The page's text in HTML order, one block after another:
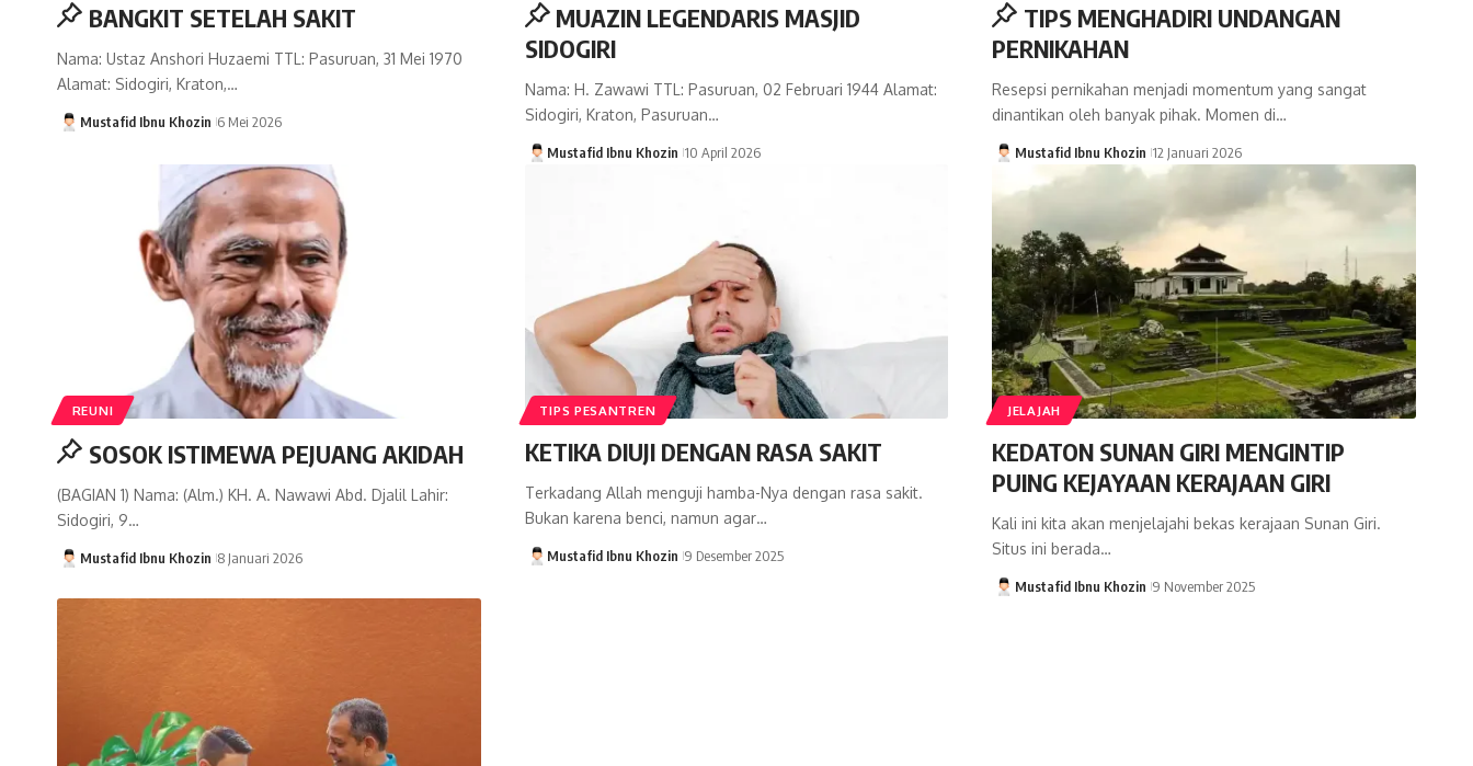
BANGKIT SETELAH SAKIT
Nama: Ustaz Anshori Huzaemi TTL: Pasuruan, 31 Mei 1970
Alamat: Sidogiri, Kraton,…
Mustafid Ibnu Khozin 6 Mei 2026
MUAZIN LEGENDARIS MASJID
SIDOGIRI
Nama: H. Zawawi TTL: Pasuruan, 02 Februari 1944 Alamat:
Sidogiri, Kraton, Pasuruan…
Mustafid Ibnu Khozin 10 April 2026
TIPS MENGHADIRI UNDANGAN
PERNIKAHAN
Resepsi pernikahan menjadi momentum yang sangat
dinantikan oleh banyak pihak. Momen di…
Mustafid Ibnu Khozin 12 Januari 2026
REUNI
SOSOK ISTIMEWA PEJUANG AKIDAH
(BAGIAN 1) Nama: (Alm.) KH. A. Nawawi Abd. Djalil Lahir:
Sidogiri, 9…
Mustafid Ibnu Khozin 8 Januari 2026
TIPS PESANTREN
KETIKA DIUJI DENGAN RASA SAKIT
Terkadang Allah menguji hamba-Nya dengan rasa sakit.
Bukan karena benci, namun agar…
Mustafid Ibnu Khozin 9 Desember 2025
JELAJAH
KEDATON SUNAN GIRI MENGINTIP
PUING KEJAYAAN KERAJAAN GIRI
Kali ini kita akan menjelajahi bekas kerajaan Sunan Giri.
Situs ini berada…
Mustafid Ibnu Khozin 9 November 2025